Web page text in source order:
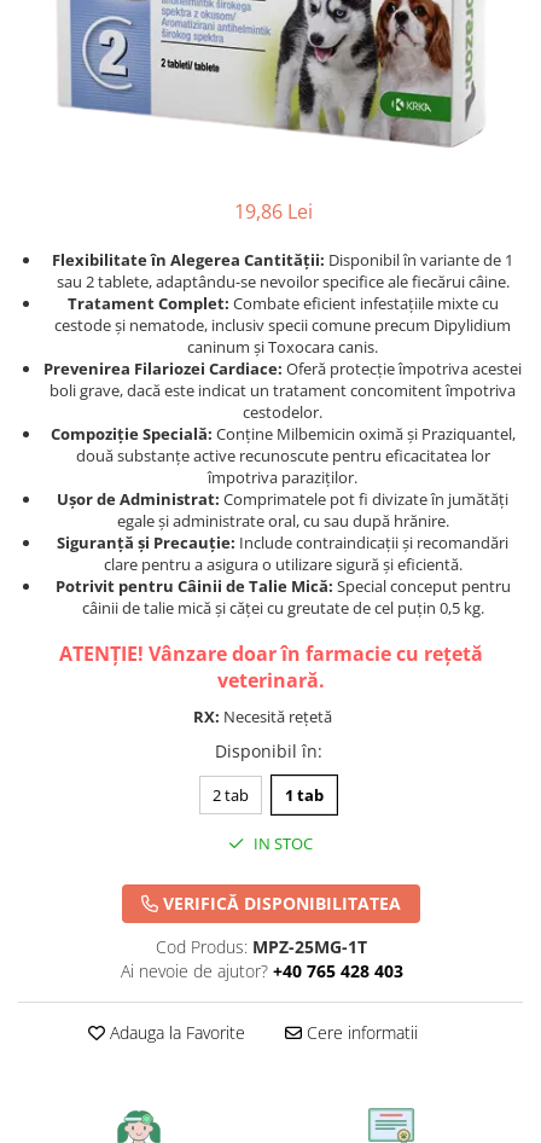
Afecțiuni hepatice
Afecțiuni neurologice
Afecțiuni oftalmice
Afecțiuni oncologice
Suplimente nutritive
Vitamine și minerale
Hrană
Hrană umedă
Hrană uscată
Recompense și snack-uri
Igienă orală
Șampoane și balsamuri
Afecțiuni hepatice
Afecțiuni neurologice
Afecțiuni oftalmice
Afecțiuni oncologice
Suplimente nutritive
Vitamine și minerale
Hrană
Hrană umedă
Hrană uscată
Igienă
Așternut Tofu / Nisip
Igienă orală
Șampoane și balsamuri
19,86 Lei
Flexibilitate în Alegerea Cantității: Disponibil în variante de 1
sau 2 tablete, adaptându-se nevoilor specifice ale fiecărui câine.
Tratament Complet: Combate eficient infestațiile mixte cu
cestode și nematode, inclusiv specii comune precum Dipylidium
caninum și Toxocara canis.
Prevenirea Filariozei Cardiace: Oferă protecție împotriva acestei
boli grave, dacă este indicat un tratament concomitent împotriva
cestodelor.
Compoziție Specială: Conține Milbemicin oximă și Praziquantel,
două substanțe active recunoscute pentru eficacitatea lor
împotriva paraziților.
Ușor de Administrat: Comprimatele pot fi divizate în jumătăți
egale și administrate oral, cu sau după hrănire.
Siguranță și Precauție: Include contraindicații și recomandări
clare pentru a asigura o utilizare sigură și eficientă.
Potrivit pentru Câinii de Talie Mică: Special conceput pentru
câinii de talie mică și căței cu greutate de cel puțin 0,5 kg.
ATENȚIE! Vânzare doar în farmacie cu rețetă
veterinară.
RX: Necesită rețetă
Disponibil în:
2 tab 1 tab
IN STOC
VERIFICĂ DISPONIBILITATEA
Cod Produs: MPZ-25MG-1T
Ai nevoie de ajutor? +40 765 428 403
Adauga la Favorite Cere informatii